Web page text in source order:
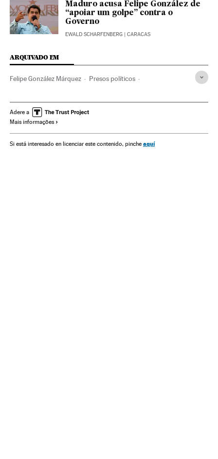
Maduro acusa Felipe González de
“apoiar um golpe” contra o
Governo
EWALD SCHARFENBERG | CARACAS
ARQUIVADO EM
Felipe González Márquez Presos políticos
Repressão política Chile
América Latina
Adere a
Mais informações
Si está interesado en licenciar este contenido, pinche aquí